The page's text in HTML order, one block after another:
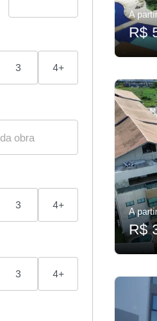
3 4+
3 4+
3 4+
A
R$
A
R$